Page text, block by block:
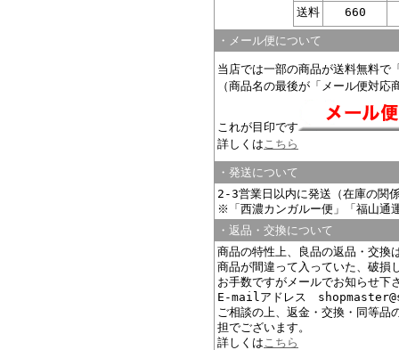
送料 660
・メール便について
当店では一部の商品が送料無料で
（商品名の最後が「メール便対
これが目印です
詳しくは こちら
・発送について
2-3営業日以内に発送（在庫の関
※「西濃カンガルー便」「福山通
・返品・交換について
商品の特性上、良品の返品・交換
商品が間違って入っていた、破損
お手数ですがメールでお知らせ下
E-mailアドレス
ご相談の上、返金・交換・同等品
担でございます。
詳しくは こちら